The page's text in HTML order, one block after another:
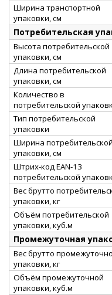
Ширина транспортной
упаковки, см
Потребительская
Высота потребительской
упаковки, см
Длина потребительской
упаковки, см
Количество в
потребительской
Тип потребительской
упаковки
Ширина потребительской
упаковки, см
Штрих-код EAN-13
потребительской
Вес брутто
упаковки, кг
Объём потребительской
упаковки, куб.м
Промежуточная
Вес брутто
упаковки, кг
Объём промежуточной
упаковки, куб.м